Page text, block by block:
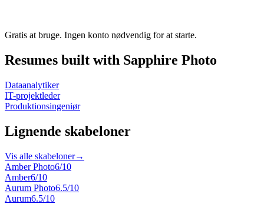
Gratis at bruge. Ingen konto nødvendig for at starte.
Resumes built with Sapphire Photo
Dataanalytiker
IT-projektleder
Produktionsingeniør
Lignende skabeloner
Vis alle skabeloner→
Amber Photo6/10
Amber6/10
Aurum Photo6.5/10
Aurum6.5/10